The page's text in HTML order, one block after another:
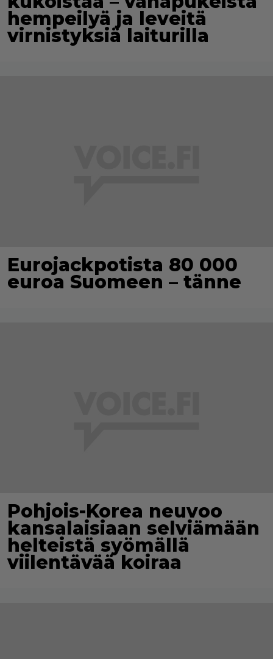
hempeilyä ja leveitä
virnistyksiä laiturilla
Eurojackpotista 80 000
euroa Suomeen – tänne
Pohjois-Korea neuvoo
kansalaisiaan selviämään
helteistä syömällä
viilentävää koiraa